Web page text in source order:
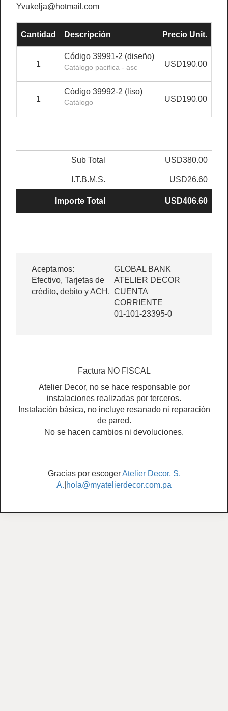
Yvukelja@hotmail.com
Cantidad Descripción Precio Unit.
1
Código 39991-2 (diseño)
Catálogo pacifica - asc USD190.00
1
Código 39992-2 (liso)
Catálogo USD190.00
Sub Total USD380.00
I.T.B.M.S. USD26.60
Importe Total USD406.60
Aceptamos:
Efectivo, Tarjetas de
crédito, debito y ACH.
GLOBAL BANK
ATELIER DECOR
CUENTA
CORRIENTE
01-101-23395-0
Factura NO FISCAL
Atelier Decor, no se hace responsable por
instalaciones realizadas por terceros.
Instalación básica, no incluye resanado ni reparación
de pared.
No se hacen cambios ni devoluciones.
Gracias por escogerAtelier Decor, S.
A. hola@myatelierdecor.com.pa